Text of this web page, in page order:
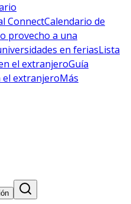
ConnectCalendario de
provecho a una
en feriasLista
el extranjeroGuía
el extranjeroMás